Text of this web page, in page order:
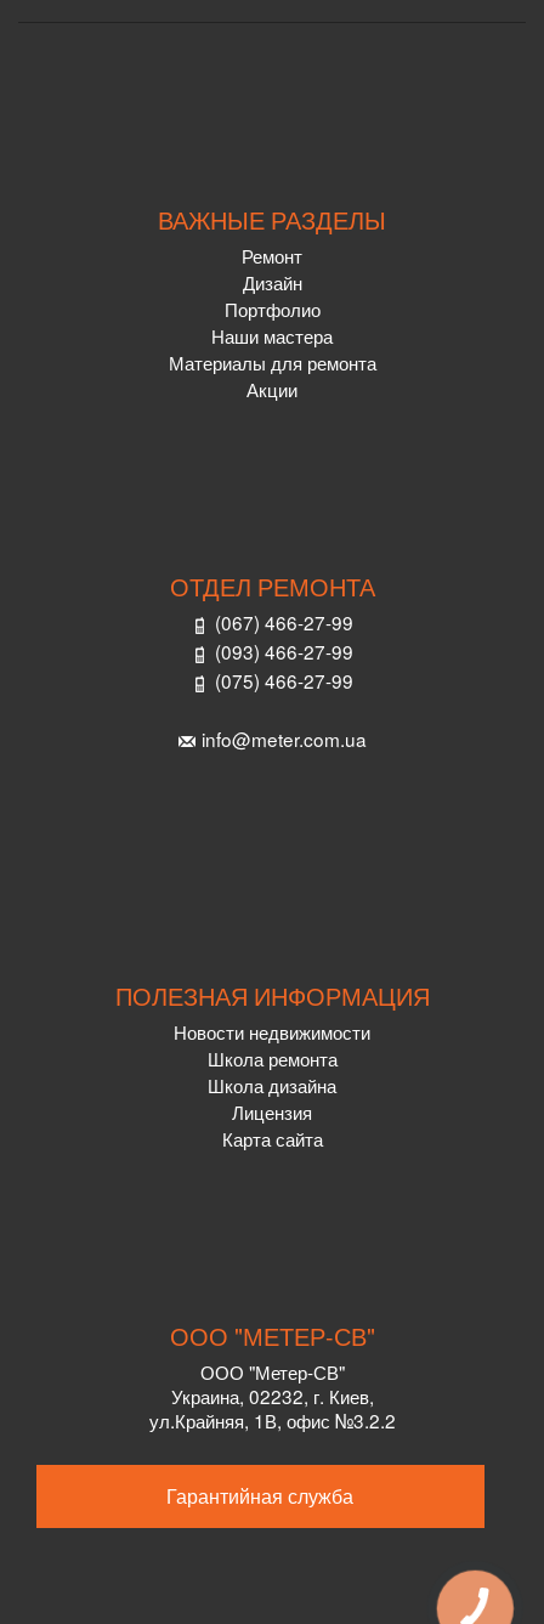
ВАЖНЫЕ РАЗДЕЛЫ
Ремонт
Дизайн
Портфолио
Наши мастера
Материалы для ремонта
Акции
ОТДЕЛ РЕМОНТА
(067) 466-27-99
(093) 466-27-99
(075) 466-27-99
info@meter.com.ua
ПОЛЕЗНАЯ ИНФОРМАЦИЯ
Новости недвижимости
Школа ремонта
Школа дизайна
Лицензия
Карта сайта
ООО "МЕТЕР-СВ"
ООО "Метер-СВ"
Украина, 02232, г. Киев,
ул.Крайняя, 1В, офис №3.2.2
Гарантийная служба